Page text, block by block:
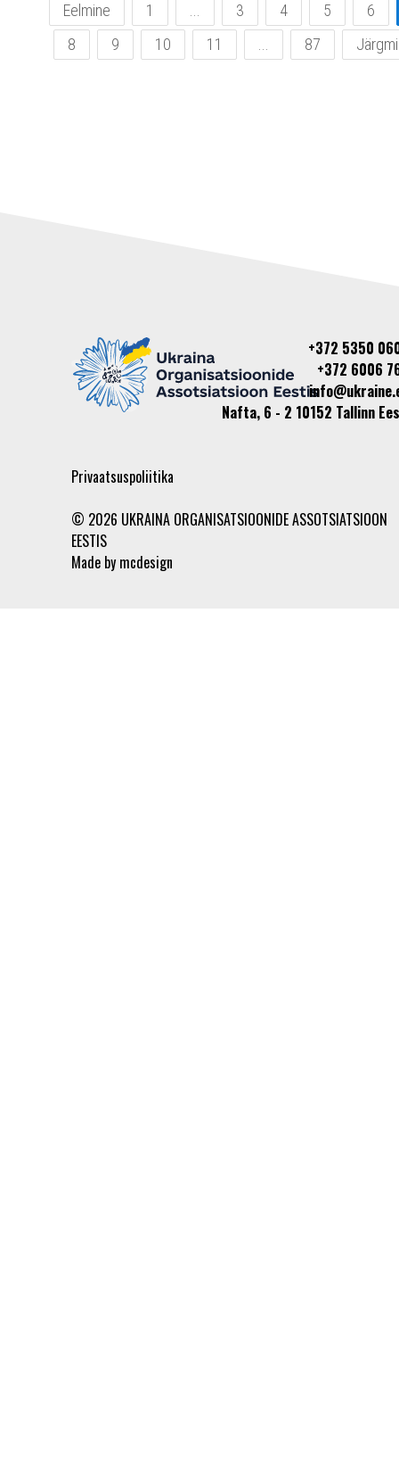
Eelmine 1 3 4 5
6
8
9 10 11 87
+372 5350
+372 6006
Nafta, 6 - 2 10152 Tallinn
Privaatsuspoliitika
© 2026 UKRAINA ORGANISATSIOONIDE ASSOTSIATSIOON
EESTIS
Made by mcdesign